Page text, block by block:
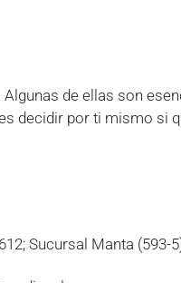
Sucursal Manta (593-
de ellas son
decidir por ti mismo si